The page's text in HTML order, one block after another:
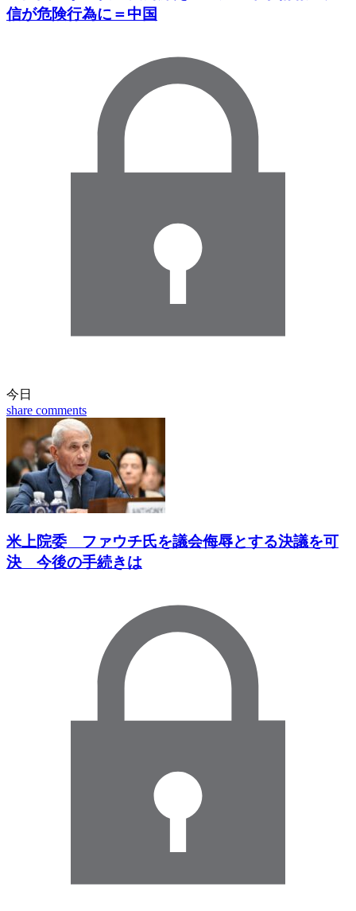
信が危険行為に＝中国
今日
share comments
米上院委 ファウチ氏を議会侮辱とする決議を可
決 今後の手続きは